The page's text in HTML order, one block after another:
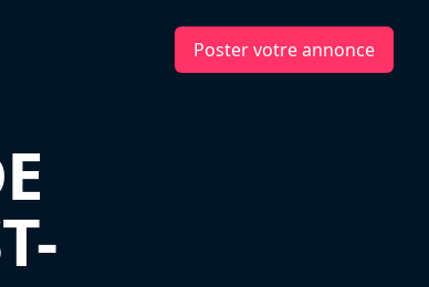
Poster votre annonce